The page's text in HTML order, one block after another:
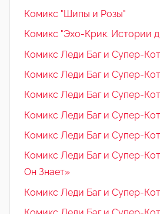
Комикс "Шипы и Розы"
Комикс "Эхо-Крик. Истории
Комикс Леди Баг и Супер-
Комикс Леди Баг и Супер-
Комикс Леди Баг и Супер-
Комикс Леди Баг и Супер-
Комикс Леди Баг и Супер-
Комикс Леди Баг и Супер-
Он Знает»
Комикс Леди Баг и Супер-